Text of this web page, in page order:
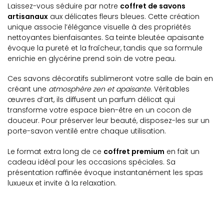
Laissez-vous séduire par notre coffret de savons
artisanaux aux délicates fleurs bleues. Cette création
unique associe l’élégance visuelle à des propriétés
nettoyantes bienfaisantes. Sa teinte bleutée apaisante
évoque la pureté et la fraîcheur, tandis que sa formule
enrichie en glycérine prend soin de votre peau.
Ces savons décoratifs sublimeront votre salle de bain en
créant une atmosphère zen et apaisante. Véritables
œuvres d’art, ils diffusent un parfum délicat qui
transforme votre espace bien-être en un cocon de
douceur. Pour préserver leur beauté, disposez-les sur un
porte-savon ventilé entre chaque utilisation.
Le format extra long de ce coffret premium en fait un
cadeau idéal pour les occasions spéciales. Sa
présentation raffinée évoque instantanément les spas
luxueux et invite à la relaxation.